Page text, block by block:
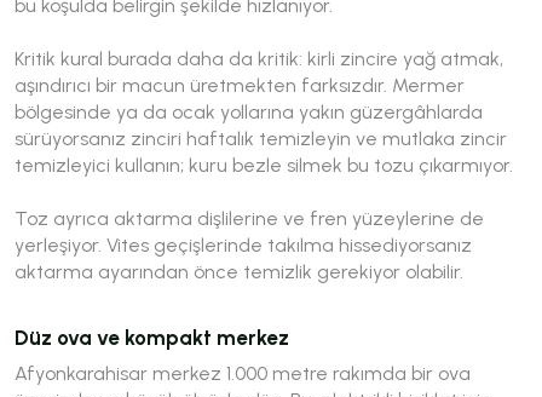
bu koşulda belirgin şekilde hızlanıyor.
Kritik kural burada daha da kritik: kirli zincire yağ atmak,
aşındırıcı bir macun üretmekten farksızdır. Mermer
bölgesinde ya da ocak yollarına yakın güzergâhlarda
sürüyorsanız zinciri haftalık temizleyin ve mutlaka zincir
temizleyici kullanın; kuru bezle silmek bu tozu çıkarmıyor.
Toz ayrıca aktarma dişlilerine ve fren yüzeylerine de
yerleşiyor. Vites geçişlerinde takılma hissediyorsanız
aktarma ayarından önce temizlik gerekiyor olabilir.
Düz ova ve kompakt merkez
Afyonkarahisar merkez 1.000 metre rakımda bir ova